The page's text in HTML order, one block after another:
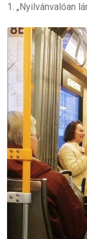
1. „Nyilvánvalóan